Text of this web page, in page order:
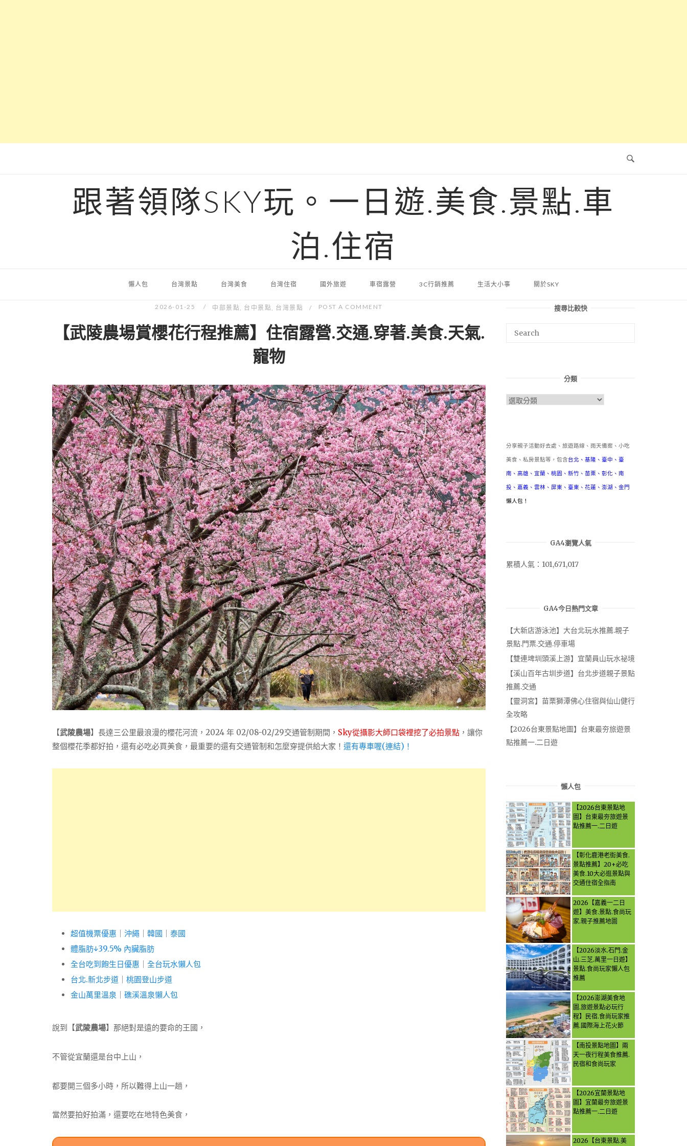
跟著領隊SKY玩。一日遊.美食.景點.車
泊.住宿
懶人包 台灣景點 台灣美食 台灣住宿 國外旅遊 車宿露營 3C行銷推薦 生活大小事 關於SKY
2026-01-25 中部景點, 台中景點, 台灣景點 POST A COMMENT
【武陵農場賞櫻花行程推薦】住宿露營.交通.穿著.美食.天氣.
寵物
【武陵農場】長達三公里最浪漫的櫻花河流，2024 年 02/08-02/29交通管制期間， Sky從攝影大師口袋裡挖了必拍景點 ，讓你
整個櫻花季都好拍，還有必吃必買美食，最重要的還有交通管制和怎麼穿提供給大家！ 還有專車喔(連結)！
超值機票優惠 沖繩 韓國
泰國
體脂肪↓39.5% 內臟脂肪
全台吃到飽生日優惠
全台玩水懶人包
台北.新北步道
桃園登山步道
金山萬里溫泉
礁溪溫泉懶人包
說到【武陵農場】那絕對是遠的要命的王國，
不管從宜蘭還是台中上山，
都要開三個多小時，所以難得上山一趟，
當然要拍好拍滿，還要吃在地特色美食，
搜尋比較快
分類
分
分享親子活動好去處、旅遊路線、雨天備案、小吃
美食、私房景點等，包含台北 、 基隆 、 臺中 、 臺
南 、 高雄 、 宜蘭 、 桃園 、 新竹 、 苗栗 、 彰化 、 南
投 、 嘉義 、 雲林 、 屏東 、 臺東 、 花蓮 、 澎湖 、 金門
懶人包！
GA4瀏覽人氣
累積人氣：101,671,017
GA4今日熱門文章
【大新店游泳池】大台北玩水推薦.親子
景點.門票.交通.停車場
【雙連埤圳頭溪上游】宜蘭員山玩水祕境
【溪山百年古圳步道】台北步道親子景點
推薦.交通
【靈洞宮】苗栗獅潭佛心住宿與仙山健行
全攻略
【2026台東景點地圖】台東最夯旅遊景
點推薦一.二日遊
懶人包
【2026台東景點地
圖】台東最夯旅遊景
點推薦一.二日遊
【彰化鹿港老街美食.
景點推薦】20+必吃
美食.10大必逛景點與
交通住宿全指南
2026【嘉義一二日
遊】美食.景點.食尚玩
家.親子推薦地圖
【2026淡水.石門.金
山.三芝.萬里一日遊】
景點.食尚玩家懶人包
推薦
【2026澎湖美食地
圖.旅遊景點必玩行
程】民宿.食尚玩家推
薦.國際海上花火節
【南投景點地圖】兩
天一夜行程美食推薦.
民宿和食尚玩家
【2026宜蘭景點地
圖】宜蘭最夯旅遊景
點推薦一.二日遊
2026【台東景點.美